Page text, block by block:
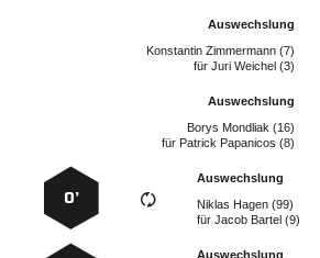
Auswechslung
  
für  
Auswechslung
  
für   
Auswechslung
  
für  
0’
Auswechslung